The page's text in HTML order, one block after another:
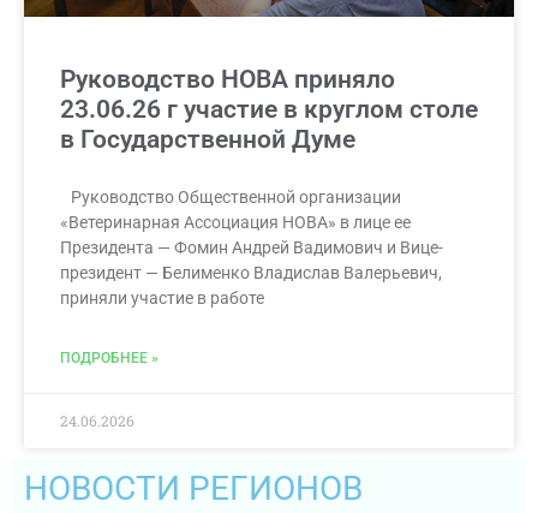
Руководство НОВА приняло
23.06.26 г участие в круглом столе
в Государственной Думе
Руководство Общественной организации
«Ветеринарная Ассоциация НОВА» в лице ее
Президента — Фомин Андрей Вадимович и Вице-
президент — Белименко Владислав Валерьевич,
приняли участие в работе
ПОДРОБНЕЕ »
24.06.2026
НОВОСТИ РЕГИОНОВ